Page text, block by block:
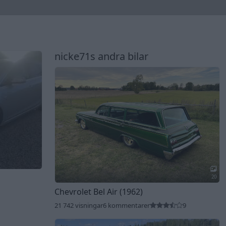
nicke71s andra bilar
20
Chevrolet Bel Air (1962)
21 742 visningar6 kommentarer 9